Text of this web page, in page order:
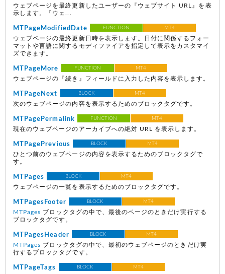
ウェブページを最終更新したユーザーの『ウェブサイト URL』を表
示します。『ウェ...
MTPageModifiedDate FUNCTION MT4
ウェブページの最終更新日時を表示します。日付に関係するフォー
マットや言語に関するモディファイアを指定して表示をカスタマイ
ズできます。
MTPageMore FUNCTION MT4
ウェブページの『続き』フィールドに入力した内容を表示します。
MTPageNext BLOCK MT4
次のウェブページの内容を表示するためのブロックタグです。
MTPagePermalink FUNCTION MT4
現在のウェブページのアーカイブへの絶対 URL を表示します。
MTPagePrevious BLOCK MT4
ひとつ前のウェブページの内容を表示するためのブロックタグで
す。
MTPages BLOCK MT4
ウェブページの一覧を表示するためのブロックタグです。
MTPagesFooter BLOCK MT4
MTPages ブロックタグの中で、最後のページのときだけ実行する
ブロックタグです。
MTPagesHeader BLOCK MT4
MTPages ブロックタグの中で、最初のウェブページのときだけ実
行するブロックタグです。
MTPageTags BLOCK MT4